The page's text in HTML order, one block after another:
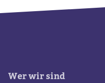
Wer wir sind